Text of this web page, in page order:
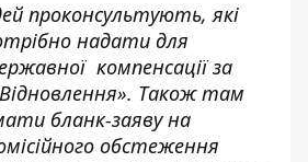
проконсультують, які
надати для
компенсації за
Також там
бланк-заяву на
обстеження